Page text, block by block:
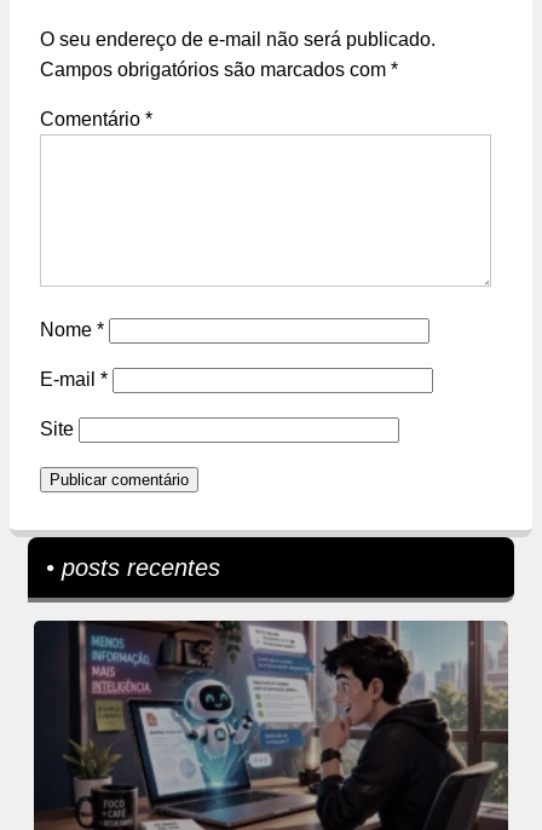
O seu endereço de e-mail não será publicado.
Campos obrigatórios são marcados com *
Comentário *
Nome *
E-mail *
Site
• posts recentes